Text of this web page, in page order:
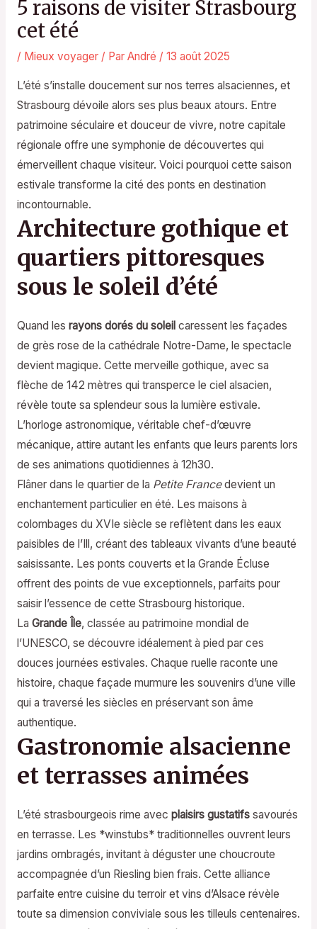
5 raisons de visiter Strasbourg
cet été
/ Mieux voyager/ Par André / 13 août 2025
L’été s’installe doucement sur nos terres alsaciennes, et
Strasbourg dévoile alors ses plus beaux atours. Entre
patrimoine séculaire et douceur de vivre, notre capitale
régionale offre une symphonie de découvertes qui
émerveillent chaque visiteur. Voici pourquoi cette saison
estivale transforme la cité des ponts en destination
incontournable.
Architecture gothique et
quartiers pittoresques
sous le soleil d’été
Quand les rayons dorés du soleilcaressent les façades
de grès rose de la cathédrale Notre-Dame, le spectacle
devient magique. Cette merveille gothique, avec sa
flèche de 142 mètres qui transperce le ciel alsacien,
révèle toute sa splendeur sous la lumière estivale.
L’horloge astronomique, véritable chef-d’œuvre
mécanique, attire autant les enfants que leurs parents lors
de ses animations quotidiennes à 12h30.
Flâner dans le quartier de la Petite Francedevient un
enchantement particulier en été. Les maisons à
colombages du XVIe siècle se reflètent dans les eaux
paisibles de l’Ill, créant des tableaux vivants d’une beauté
saisissante. Les ponts couverts et la Grande Écluse
offrent des points de vue exceptionnels, parfaits pour
saisir l’essence de cette Strasbourg historique.
La Grande Île, classée au patrimoine mondial de
l’UNESCO, se découvre idéalement à pied par ces
douces journées estivales. Chaque ruelle raconte une
histoire, chaque façade murmure les souvenirs d’une ville
qui a traversé les siècles en préservant son âme
authentique.
Gastronomie alsacienne
et terrasses animées
L’été strasbourgeois rime avec plaisirs gustatifssavourés
en terrasse. Les *winstubs* traditionnelles ouvrent leurs
jardins ombragés, invitant à déguster une choucroute
accompagnée d’un Riesling bien frais. Cette alliance
parfaite entre cuisine du terroir et vins d’Alsace révèle
toute sa dimension conviviale sous les tilleuls centenaires.